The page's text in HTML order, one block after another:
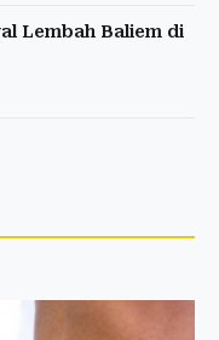
Lembah Baliem di